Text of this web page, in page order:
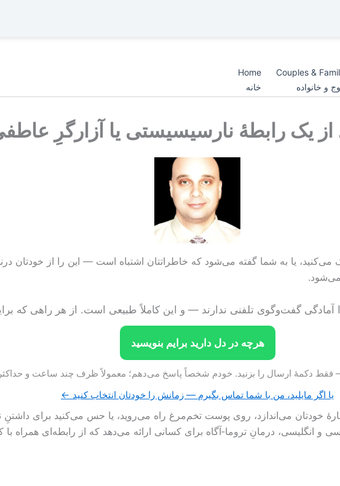
Home Couples &
خانه
و خانواده
از یک رابطهٔ نارسیسیستی یا آزارگرِ
یا به شما گفته می‌شود که خاطراتتان اشتباه است — این را از خودتان
می‌شود.
آمادگی گفت‌وگوی تلفنی ندارند — و این کاملاً طبیعی است. از هر راهی که
هرچه در دل دارید برایم بنویسید
دکمهٔ ارسال را بزنید. خودم شخصاً پاسخ می‌دهم؛ معمولاً ظرف چند ساعت و حداکثر تا ۲۴
یا اگر مایلید، من با شما تماس بگیرم — زمانش را خودتان انتخاب کنید ←
خودتان می‌اندازد، روی پوست تخم‌مرغ راه می‌روید، یا حس می‌کنید برای
و انگلیسی، درمانِ تروما‑آگاه برای کسانی ارائه می‌دهد که از رابطه‌ای همراه